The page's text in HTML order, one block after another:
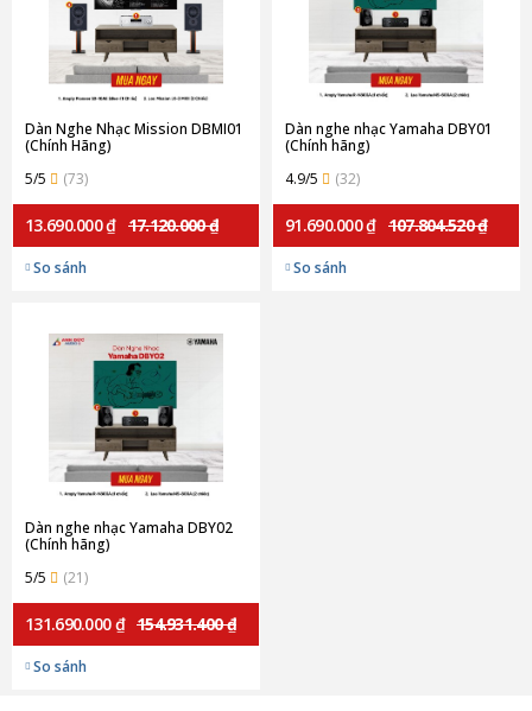
Dàn Nghe Nhạc Mission DBMI01
(Chính Hãng)
5/5
(73)
13.690.000 ₫ 17.120.000 ₫
So sánh
Dàn nghe nhạc Yamaha DBY01
(Chính hãng)
4.9/5
(32)
91.690.000 ₫ 107.804.520 ₫
So sánh
Dàn nghe nhạc Yamaha DBY02
(Chính hãng)
5/5
(21)
131.690.000 ₫ 154.931.400 ₫
So sánh